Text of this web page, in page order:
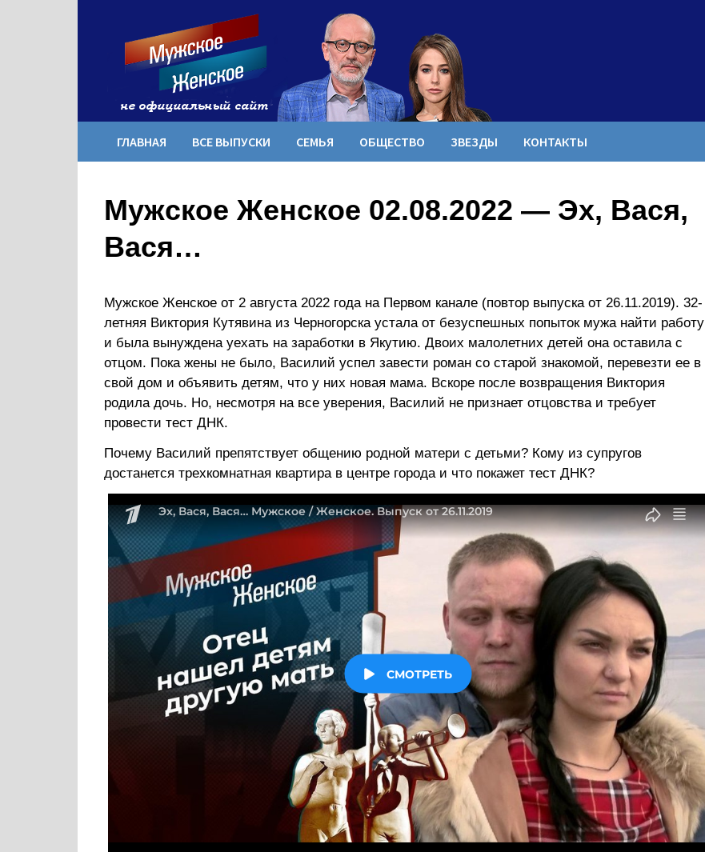
содержимому
ГЛАВНАЯ ВСЕ ВЫПУСКИ СЕМЬЯ ОБЩЕСТВО ЗВЕЗДЫ КОНТАКТЫ
Мужское Женское 02.08.2022 — Эх, Вася,
Вася…
Мужское Женское от 2 августа 2022 года на Первом канале (повтор выпуска от 26.11.2019). 32-
летняя Виктория Кутявина из Черногорска устала от безуспешных попыток мужа найти работу
и была вынуждена уехать на заработки в Якутию. Двоих малолетних детей она оставила с
отцом. Пока жены не было, Василий успел завести роман со старой знакомой, перевезти ее в
свой дом и объявить детям, что у них новая мама. Вскоре после возвращения Виктория
родила дочь. Но, несмотря на все уверения, Василий не признает отцовства и требует
провести тест ДНК.
Почему Василий препятствует общению родной матери с детьми? Кому из супругов
достанется трехкомнатная квартира в центре города и что покажет тест ДНК?